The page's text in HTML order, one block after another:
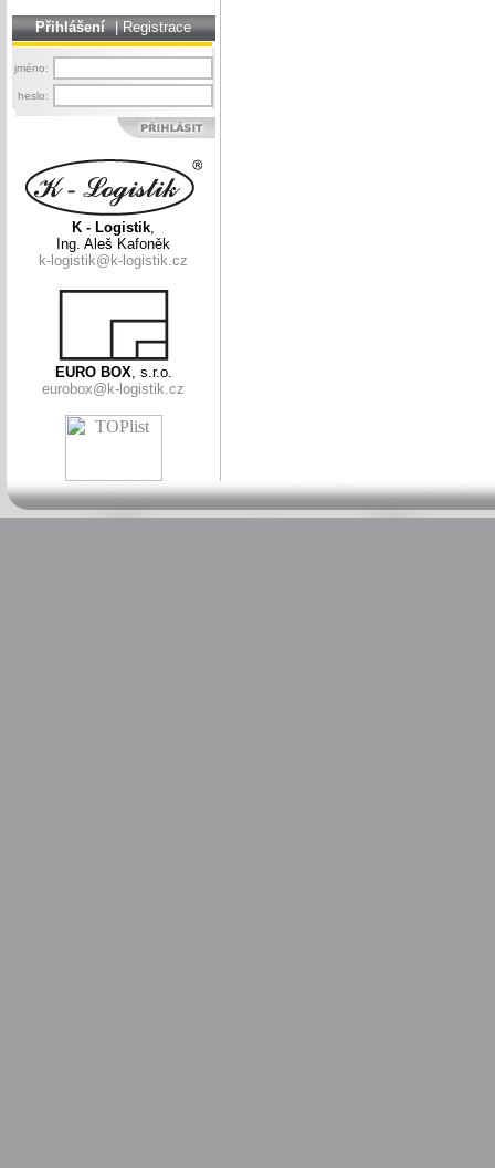
Přihlášení |Registrace
jméno:
heslo:
K - Logistik,
Ing. Aleš Kafoněk
k-logistik@k-logistik.cz
EURO BOX, s.r.o.
eurobox@k-logistik.cz